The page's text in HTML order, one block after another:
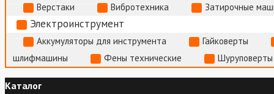
Верстаки Вибротехника Затирочные
Электроинструмент
Аккумуляторы для инструмента
Гайковерты
шлифмашины
Фены технические
Каталог